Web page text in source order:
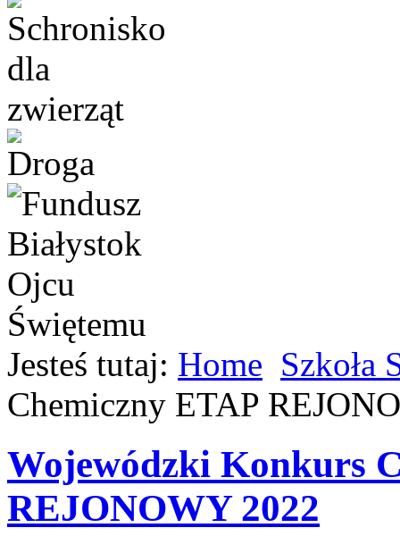
Jesteś tutaj: Home Szkoła
Chemiczny ETAP
Wojewódzki Konkurs
REJONOWY 2022